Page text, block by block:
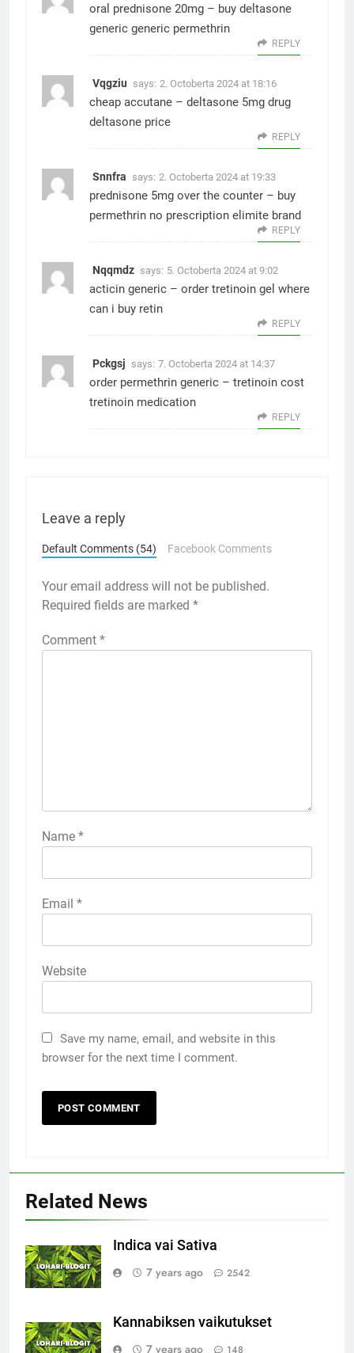
oral prednisone 20mg – buy deltasone
generic generic permethrin
REPLY
Vqgziu says: 2. Octoberta 2024 at 18:16
cheap accutane – deltasone 5mg drug
deltasone price
REPLY
Snnfra says: 2. Octoberta 2024 at 19:33
prednisone 5mg over the counter – buy
permethrin no prescription elimite brand
REPLY
Nqqmdz says: 5. Octoberta 2024 at 9:02
acticin generic – order tretinoin gel where
can i buy retin
REPLY
Pckgsj says: 7. Octoberta 2024 at 14:37
order permethrin generic – tretinoin cost
tretinoin medication
REPLY
Leave a reply
Default Comments (54) Facebook Comments
Your email address will not be published.
Required fields are marked *
Comment *
Name *
Email *
Website
Save my name, email, and website in this
browser for the next time I comment.
Related News
Indica vai Sativa
7 years ago
2542
Kannabiksen vaikutukset
7 years ago
148